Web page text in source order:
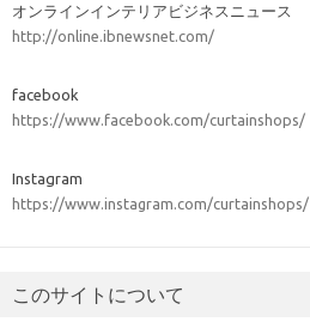
オンラインインテリアビジネスニュース
http://online.ibnewsnet.com/
facebook
https://www.facebook.com/curtainshops/
Instagram
https://www.instagram.com/curtainshops/
このサイトについて